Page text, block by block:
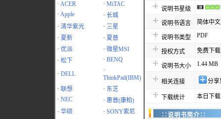
· ACER · MiTAC
· Apple · 长城
· 清华紫光 · 三星
· 夏新 · 夏普
· 优派 · 微星MSI
· 松下 · BENQ
· DELL
·
ThinkPad(IBM)
· 联想 · 东芝
· NEC · 惠普(康柏)
· 华硕 · SONY索尼
说明书星级
说明书语言 简体中文
说明书类型 PDF
授权方式 免费下载
说明书大小 1.44 MB
相关连接 分享
下载统计 本日下
∷说明书简介∷